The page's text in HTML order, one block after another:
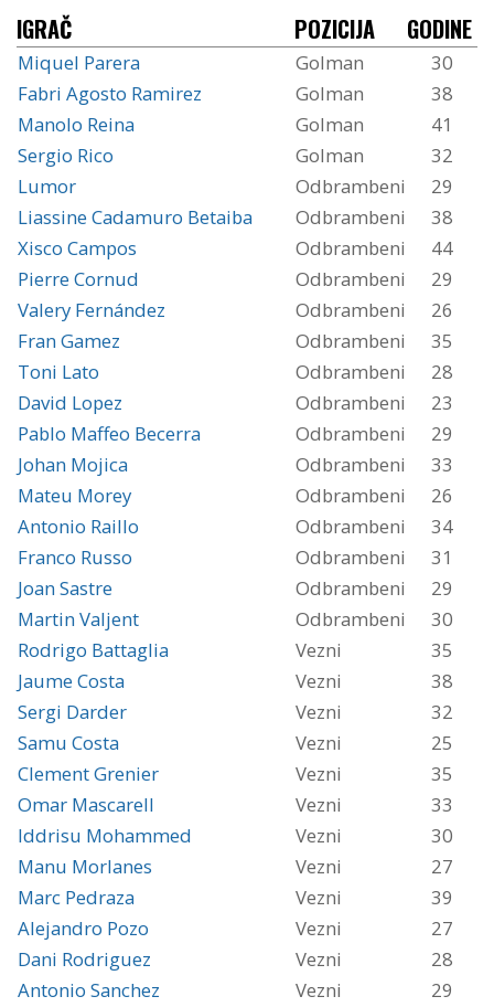
IGRAČ POZICIJA GODINE
Miquel Parera Golman
30
Fabri Agosto Ramirez
Golman
38
Manolo Reina
Golman
41
Sergio Rico
Golman
32
Lumor
Odbrambeni
29
Liassine Cadamuro Betaiba
Odbrambeni
38
Xisco Campos
Odbrambeni
44
Pierre Cornud
Odbrambeni
29
Valery Fernández
Odbrambeni
26
Fran Gamez
Odbrambeni
35
Toni Lato
Odbrambeni
28
David Lopez
Odbrambeni
23
Pablo Maffeo Becerra
Odbrambeni
29
Johan Mojica
Odbrambeni
33
Mateu Morey
Odbrambeni
26
Antonio Raillo
Odbrambeni
34
Franco Russo
Odbrambeni
31
Joan Sastre
Odbrambeni
29
Martin Valjent
Odbrambeni
30
Rodrigo Battaglia
Vezni
35
Jaume Costa
Vezni
38
Sergi Darder
Vezni
32
Samu Costa
Vezni
25
Clement Grenier
Vezni
35
Omar Mascarell
Vezni
33
Iddrisu Mohammed
Vezni
30
Manu Morlanes
Vezni
27
Marc Pedraza
Vezni
39
Alejandro Pozo
Vezni
27
Dani Rodriguez
Vezni
28
Antonio Sanchez
Vezni
29